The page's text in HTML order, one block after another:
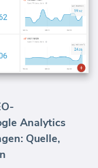
Analytics
Quelle,